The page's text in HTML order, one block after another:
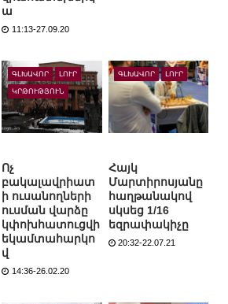
ա
11:13-27.09.20
ԳԼԽԱՎՈՐ ԼՈՒՐ
ԿՐԹՈՒԹՅՈՒՆ
Ոչ
բակալավրիատ
ի ուսանողների
ուսման վարձը
կփոխհատուցվի
եկամտահարկո
վ
14:36-26.02.20
ԳԼԽԱՎՈՐ ԼՈՒՐ
Հայկ
Մարտիրոսյանը
հաղթանակով
սկսեց 1/16
եզրափակիչը
20:32-22.07.21